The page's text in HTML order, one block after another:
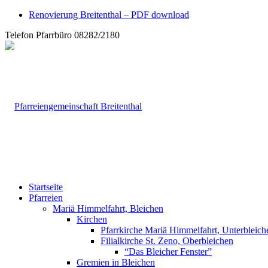
Renovierung Breitenthal – PDF download
Telefon Pfarrbüro 08282/2180
Startseite
Pfarreien
Mariä Himmelfahrt, Bleichen
Kirchen
Pfarrkirche Mariä Himmelfahrt,
Filialkirche St. Zeno, Oberbleichen
“Das Bleicher Fenster”
Gremien in Bleichen